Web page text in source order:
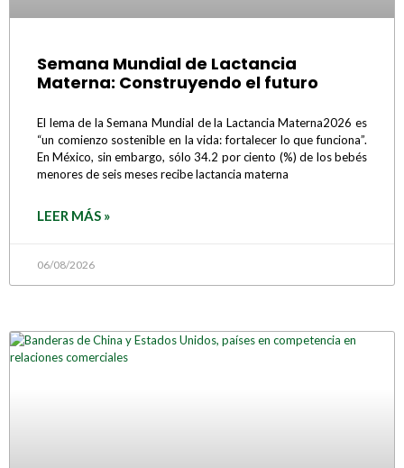
Semana Mundial de Lactancia
Materna: Construyendo el futuro
El lema de la Semana Mundial de la Lactancia Materna2026 es
“un comienzo sostenible en la vida: fortalecer lo que funciona”.
En México, sin embargo, sólo 34.2 por ciento (%) de los bebés
menores de seis meses recibe lactancia materna
LEER MÁS »
06/08/2026